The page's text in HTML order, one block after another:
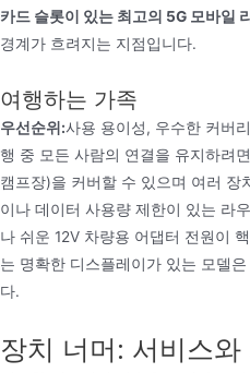
카드 슬롯이 있는 최고의 5G 모바일
경계가 흐려지는 지점입니다.
여행하는 가족
우선순위:사용 용이성, 우수한 커버
행 중 모든 사람의 연결을 유지하려
캠프장)을 커버할 수 있으며 여러 장
이나 데이터 사용량 제한이 있는 라
나 쉬운 12V 차량용 어댑터 전원이
는 명확한 디스플레이가 있는 모델
다.
장치 너머: 서비스